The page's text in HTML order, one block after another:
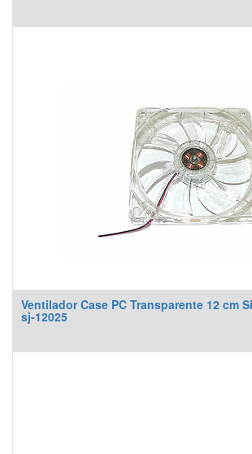
Ventilador Case PC Transparente 12 cm
sj-12025